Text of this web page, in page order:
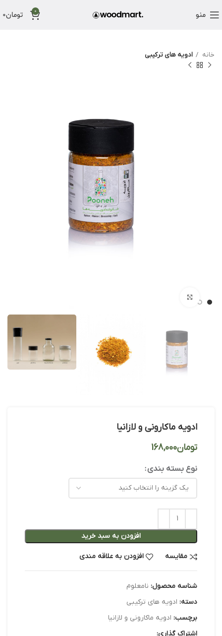
منو 0 تومان0
خانه ادویه های ترکیبی
ادویه ماکارونی و لازانیا
تومان
نوع بسته بندی
افزودن به سبد خرید
مقایسه افزودن به علاقه مندی
شناسه محصول: نامعلوم
دسته: ادویه های ترکیبی
برچسب: ادویه ماکارونی و لازانیا
اشتراک گذاری: